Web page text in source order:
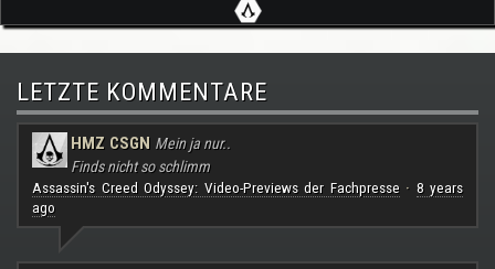
LETZTE KOMMENTARE
HMZ CSGN Mein ja nur..
Finds nicht so schlimm
Assassin's Creed Odyssey: Video-Previews der Fachpresse· 8 years
ago